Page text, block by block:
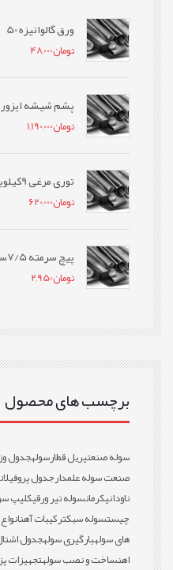
ورق گالوانیزه 50
تومان48,000
پشم شیشه
تومان1,190,000
توری مرغی 9کیلویی
تومان620,000
پیچ سرمته 7/5سانت تایوان
تومان2,950
برچسب های محصول
سوله صنعتیریل قطارسولهجدول
صنعت سوله علمدارجدول پروفیل
ناودانیکرمانسوله تیر ورقیکلیپ
چیستسوله سبکترکیبات آهن
های سولهبارگیری سولهجدول
اهنساخت و نصب سولهتجهیزات